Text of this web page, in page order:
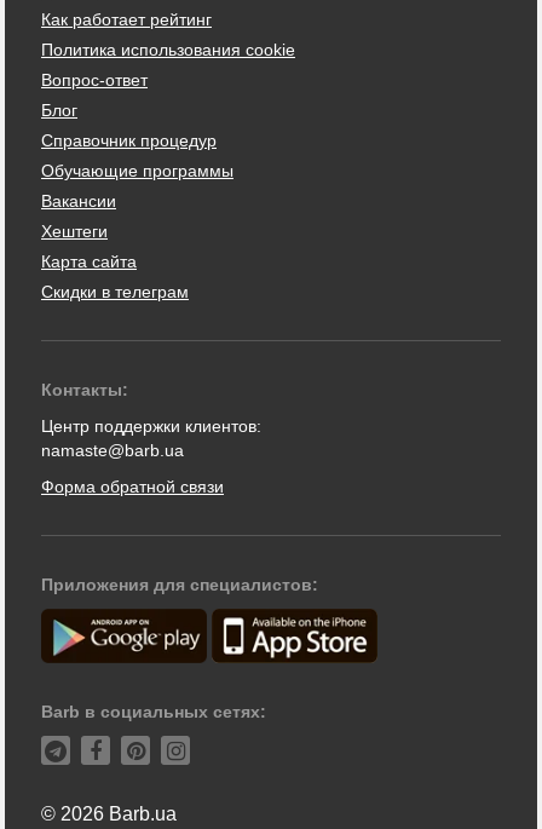
Как работает рейтинг
Политика использования cookie
Вопрос-ответ
Блог
Справочник процедур
Обучающие программы
Вакансии
Хештеги
Карта сайта
Скидки в телеграм
Контакты:
Центр поддержки клиентов:
namaste@barb.ua
Форма обратной связи
Приложения для специалистов:
Barb в социальных сетях:
© 2026 Barb.ua